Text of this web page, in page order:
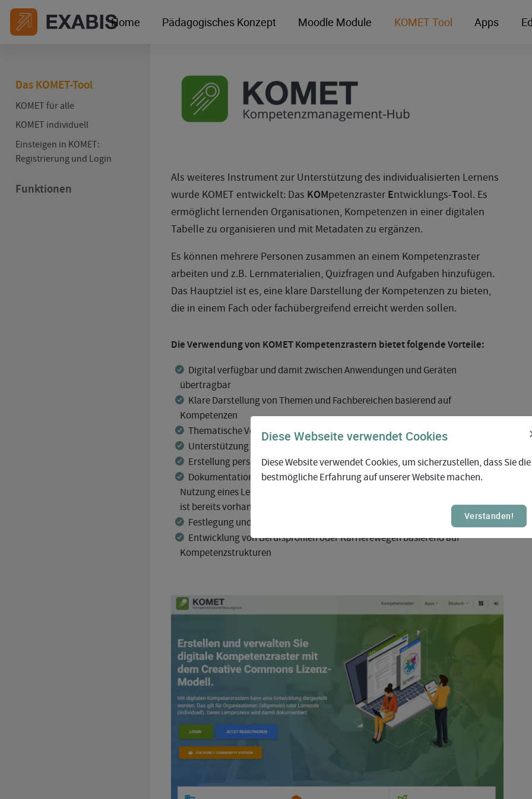
Diese Webseite verwendet Cookies
Diese Website verwendet Cookies, um sicherzustellen, dass Sie die
bestmögliche Erfahrung auf unserer Website machen.
Verstanden!
Home Pädagogisches Konzept Moodle Module KOMET Tool Apps
Das KOMET-Tool
KOMET für alle
KOMET individuell
Einsteigen in KOMET:
Registrierung und Login
Funktionen
Als weiteres Instrument zur Unterstützung des individualisierten Lernens
wurde KOMET entwickelt: Das KOMpetenzraster Entwicklungs-Tool. Es
ermöglicht lernenden Organisationen, Kompetenzen in einer digitalen
Tabelle zu organisieren und mit Metadaten zu ergänzen.
Es können mehrere Personen zusammen an einem Kompetenzraster
arbeiten und z.B. Lernmaterialien, Quizfragen und Aufgaben hinzufügen.
Das Hauptziel ist es, eine klare Darstellung der Kompetenzen zu bieten,
die in einem Fach oder fachübergreifend erreicht werden sollen.
Die Verwendung von KOMET Kompetenzrastern bietet folgende Vorteile:
Digital verfügbar und damit zwischen Anwendungen und Geräten
übertragbar
Klare Darstellung von Themen und Fachbereichen basierend auf
Kompetenzen
Thematische Verbindung verschiedener Fächer
Unterstützung von individuellem Lernen
Erstellung persönlicher Lernpläne
Dokumentation von Kompetenzen, einschließlich Fortschrittsverfolgung bei
Nutzung eines Learning-Management-Systems (eine Schnittstelle zu Moodle
ist bereits vorhanden)
Festlegung und Darstellung von Beziehungen zwischen Kompetenzen
Entwicklung von Berufsprofilen oder Karrierewegen basierend auf
Kompetenzstrukturen